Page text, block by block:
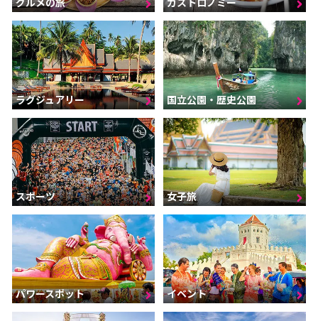
ラグジュアリー 国立公園・歴史公園
スポーツ 女子旅
パワースポット イベント